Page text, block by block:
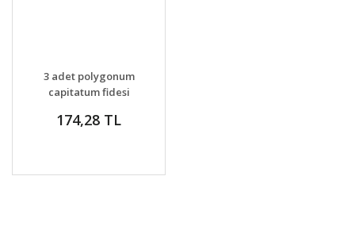
3 adet polygonum
capitatum fidesi
174,28 TL